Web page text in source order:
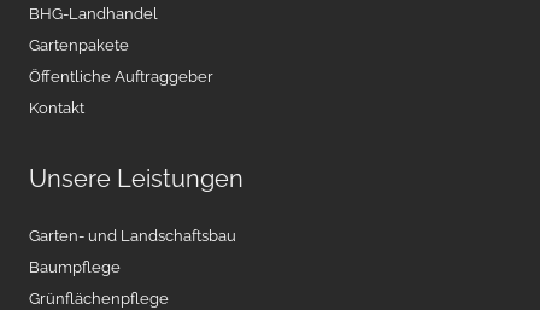
BHG-Landhandel
Gartenpakete
Öffentliche Auftraggeber
Kontakt
Unsere Leistungen
Garten- und Landschaftsbau
Baumpflege
Grünflächenpflege